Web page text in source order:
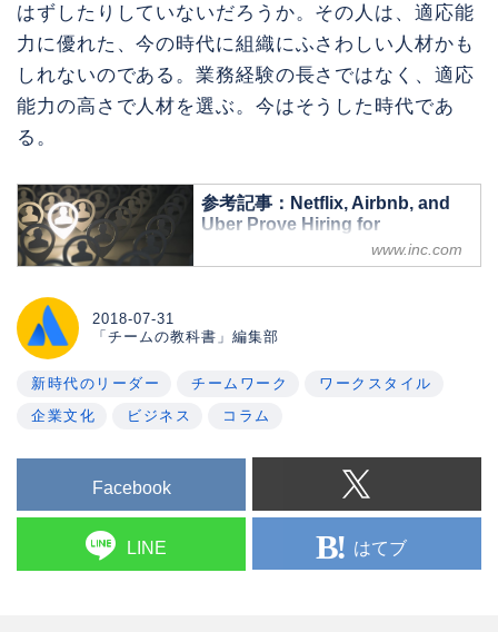
はずしたりしていないだろうか。その人は、適応能
力に優れた、今の時代に組織にふさわしい人材かも
しれないのである。業務経験の長さではなく、適応
能力の高さで人材を選ぶ。今はそうした時代であ
る。
参考記事：Netflix, Airbnb, and
Uber Prove Hiring for
www.inc.com
2018-07-31
「チームの教科書」編集部
新時代のリーダー チームワーク
ワークスタイル
企業文化
ビジネス コラム
Facebook
LINE はてブ